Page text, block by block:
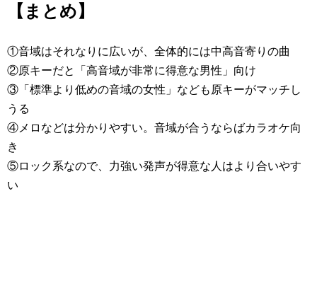
【まとめ】
①音域はそれなりに広いが、全体的には中高音寄りの曲
②原キーだと「高音域が非常に得意な男性」向け
③「標準より低めの音域の女性」なども原キーがマッチし
うる
④メロなどは分かりやすい。音域が合うならばカラオケ向
き
⑤ロック系なので、力強い発声が得意な人はより合いやす
い